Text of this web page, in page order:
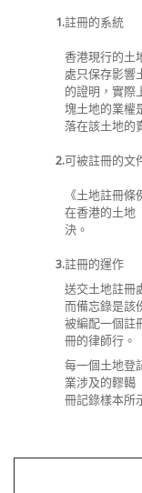
1.註冊的系統
香港現行的土
處只保存影響
的證明，實際
塊土地的業權
落在該土地的
2.可被註冊的文
《土地註冊
在香港的土地
決。
3.註冊的運作
送交土地註冊
而備忘錄是該
被編配一個註
冊的律師行。
每一個土地登
業涉及的轇轕
冊記錄樣本所